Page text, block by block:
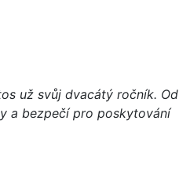
už svůj dvacátý ročník. Od
a bezpečí pro poskytování